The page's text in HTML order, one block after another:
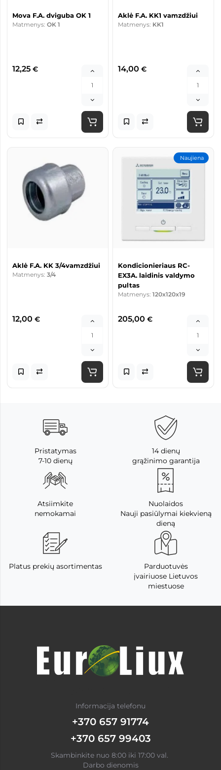
Mova F.A. dviguba OK 1
Matmenys: OK 1
12,25 €
Aklė F.A. KK1 vamzdžiui
Matmenys: KK1
14,00 €
Aklė F.A. KK 3/4vamzdžiui
Matmenys: 3/4
12,00 €
Naujiena
Kondicionieriaus RC-
EX3A. laidinis valdymo
pultas
Matmenys: 120x120x19
205,00 €
Pristatymas
7-10 dienų
14 dienų
grąžinimo garantija
Atsiimkite
nemokamai
Nuolaidos
Nauji pasiūlymai kiekvieną
dieną
Platus prekių asortimentas
Parduotuvės
įvairiuose Lietuvos
miestuose
Informacija telefonu
+370 657 91774
+370 657 99403
Skambinkite nuo 8:00 iki 17:00 val.
Darbo dienomis